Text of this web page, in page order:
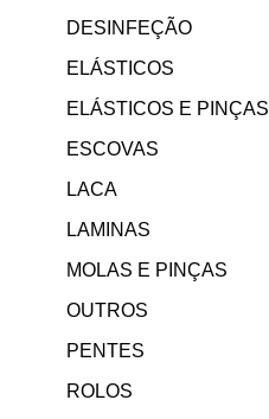
DESINFEÇÃO
ELÁSTICOS
ELÁSTICOS E PINÇAS
ESCOVAS
LACA
LAMINAS
MOLAS E PINÇAS
OUTROS
PENTES
ROLOS